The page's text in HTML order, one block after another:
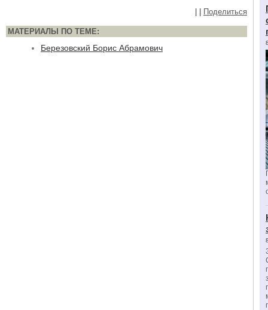
Поделиться
МАТЕРИАЛЫ ПО ТЕМЕ:
Березовский Борис Абрамович